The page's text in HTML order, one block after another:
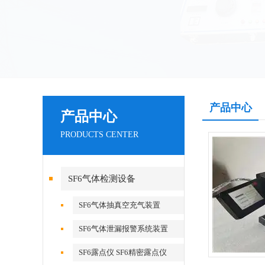
产品中心
PRODUCTS CENTER
SF6气体检测设备
SF6气体抽真空充气装置
SF6气体泄漏报警系统装置
SF6露点仪 SF6精密露点仪
产品中心